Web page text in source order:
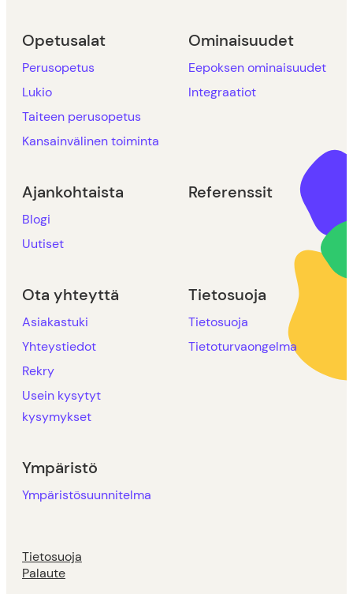
Opetusalat
Perusopetus
Lukio
Taiteen perusopetus
Kansainvälinen toiminta
Ominaisuudet
Eepoksen ominaisuudet
Integraatiot
Ajankohtaista
Blogi
Uutiset
Referenssit
Ota yhteyttä
Asiakastuki
Yhteystiedot
Rekry
Usein kysytyt
kysymykset
Tietosuoja
Tietosuoja
Tietoturvaongelma
Ympäristö
Ympäristösuunnitelma
Tietosuoja
Palaute